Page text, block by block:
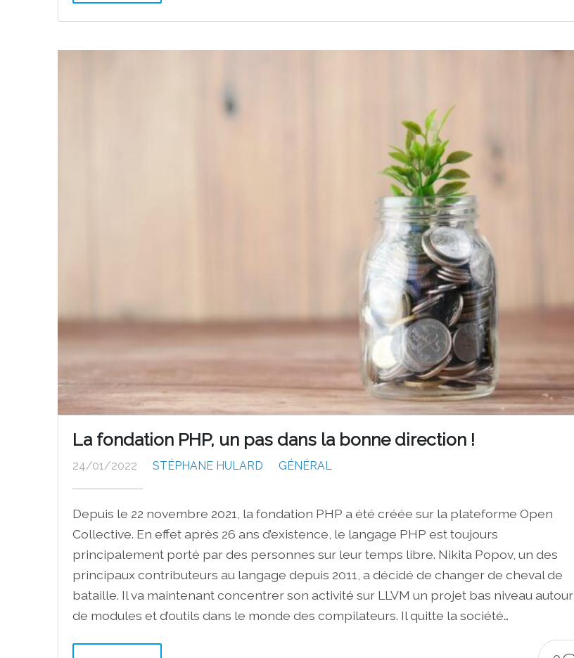
La fondation PHP, un pas dans la bonne direction !
24/01/2022 STÉPHANE HULARD GÉNÉRAL
Depuis le 22 novembre 2021, la fondation PHP a été créée sur la plateforme Open
Collective. En effet après 26 ans d’existence, le langage PHP est toujours
principalement porté par des personnes sur leur temps libre. Nikita Popov, un des
principaux contributeurs au langage depuis 2011, a décidé de changer de cheval de
bataille. Il va maintenant concentrer son activité sur LLVM un projet bas niveau autour
de modules et d’outils dans le monde des compilateurs. Il quitte la société…